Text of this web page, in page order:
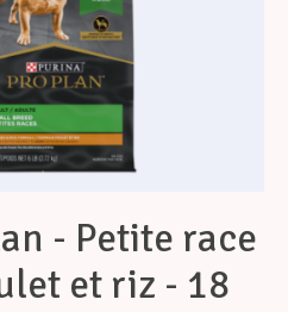
- Petite race
et riz - 18